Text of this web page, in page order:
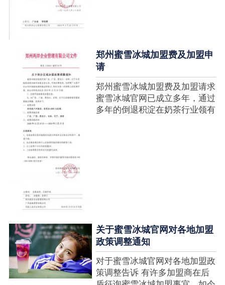
郑州蜜雪冰城加盟费及加盟申
请
郑州蜜雪冰城加盟费及加盟请求
蜜雪冰城官网已成立多年，通过
多年的倒退积淀在奶茶行业领有
关于蜜雪冰城官网对各地加盟
政策调整通知
对于蜜雪冰城官网对各地加盟政
策调整告诉 有许多加盟商在后